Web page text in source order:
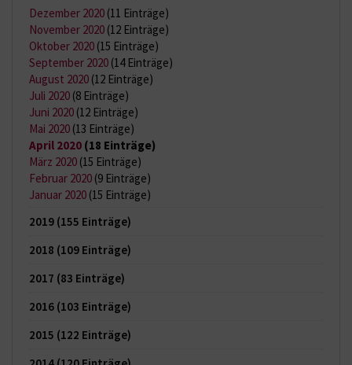
Dezember 2020 (11 Einträge)
November 2020 (12 Einträge)
Oktober 2020 (15 Einträge)
September 2020 (14 Einträge)
August 2020 (12 Einträge)
Juli 2020 (8 Einträge)
Juni 2020 (12 Einträge)
Mai 2020 (13 Einträge)
April 2020 (18 Einträge)
März 2020 (15 Einträge)
Februar 2020 (9 Einträge)
Januar 2020 (15 Einträge)
2019 (155 Einträge)
2018 (109 Einträge)
2017 (83 Einträge)
2016 (103 Einträge)
2015 (122 Einträge)